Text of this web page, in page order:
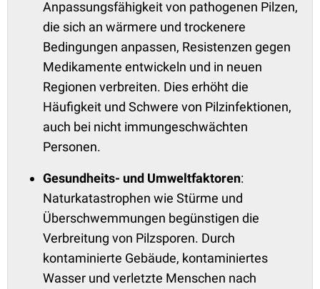
Anpassungsfähigkeit von pathogenen Pilzen,
die sich an wärmere und trockenere
Bedingungen anpassen, Resistenzen gegen
Medikamente entwickeln und in neuen
Regionen verbreiten. Dies erhöht die
Häufigkeit und Schwere von Pilzinfektionen,
auch bei nicht immungeschwächten
Personen.
Gesundheits- und Umweltfaktoren:
Naturkatastrophen wie Stürme und
Überschwemmungen begünstigen die
Verbreitung von Pilzsporen. Durch
kontaminierte Gebäude, kontaminiertes
Wasser und verletzte Menschen nach